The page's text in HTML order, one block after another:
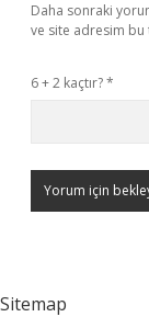
Daha sonraki
ve site adresim bu
6 + 2 kaçtır?*
Sitemap